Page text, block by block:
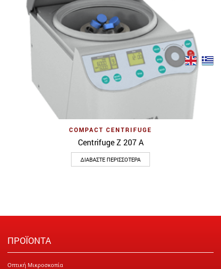
COMPACT CENTRIFUGE
Centrifuge Z 207 A
ΔΙΑΒΆΣΤΕ ΠΕΡΙΣΣΌΤΕΡΑ
ΠΡΟΪΟΝΤΑ
Οπτική Μικροσκοπία